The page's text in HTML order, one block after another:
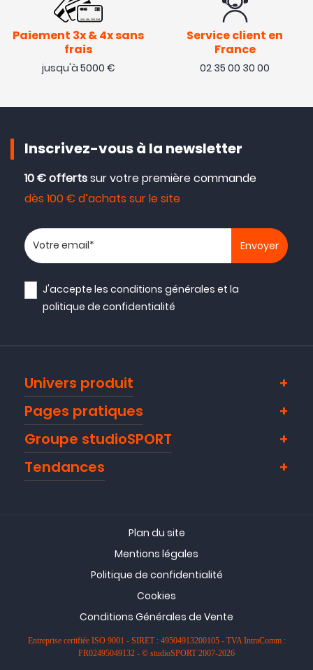
Paiement 3x & 4x sans
frais
jusqu'à 5000 €
Service client en
France
02 35 00 30 00
Inscrivez-vous à la newsletter
10 € offertssur votre première commande
dès 100 € d’achats sur le site
Votre adresse email
J'accepte lesconditions générales et la
politique de confidentialité
Univers produit
Pages pratiques
Groupe studioSPORT
Tendances
Plan du site
Mentions légales
Politique de confidentialité
Cookies
Conditions Générales de Vente
Entreprise certifiée ISO 9001 - SIRET : 49504913200105 - TVA IntraComm :
FR02495049132 - © studioSPORT 2007-2026